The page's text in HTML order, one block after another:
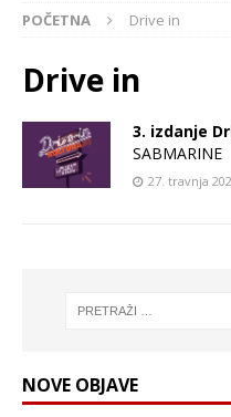
POČETNA Drive in
Drive in
3. izdanje
SABMARINE
27. travnja
NOVE OBJAVE